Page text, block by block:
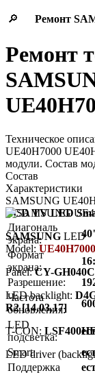
🔎 Ремонт
Ремонт
Техническое
UE40H7000
модули. Состав
Состав
Характеристики
SAMSUNG
LCD TV LED
Диагональ
экрана:
Формат
экрана:
Разрешение:
Частота
обновления:
LED
подсветка:
Smart:
Поддержка
SAMSUNG LED
Model:
Panel:CY-
LED backlight:
R2 [14,03,17]
T-CON:
LED driver